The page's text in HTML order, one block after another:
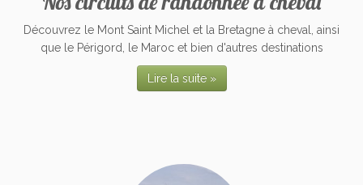
Découvrez le Mont Saint Michel et la Bretagne à cheval, ainsi
que le Périgord, le Maroc et bien d'autres destinations
Lire la suite »